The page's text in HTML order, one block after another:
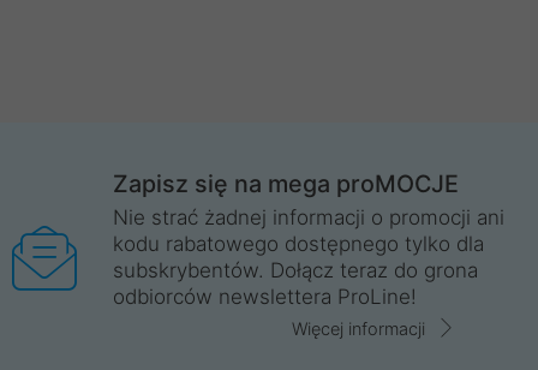
Zapisz się na mega proMOCJE
Nie strać żadnej informacji o promocji ani
kodu rabatowego dostępnego tylko dla
subskrybentów. Dołącz teraz do grona
odbiorców newslettera ProLine!
Więcej informacji